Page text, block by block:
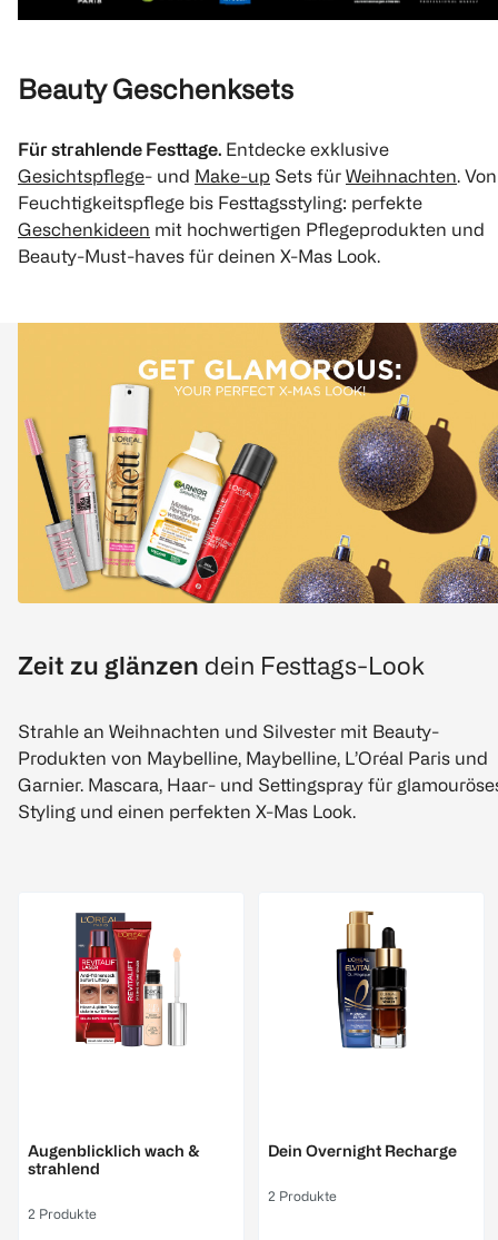
Beauty Geschenksets
Für strahlende Festtage. Entdecke exklusive
Gesichtspflege- und Make-up Sets für Weihnachten. Von
Feuchtigkeitspflege bis Festtagsstyling: perfekte
Geschenkideen mit hochwertigen Pflegeprodukten und
Beauty-Must-haves für deinen X-Mas Look.
Zeit zu glänzen dein Festtags-Look
Strahle an Weihnachten und Silvester mit Beauty-
Produkten von Maybelline, Maybelline, L’Oréal Paris und
Garnier. Mascara, Haar- und Settingspray für
Styling und einen perfekten X-Mas Look.
Augenblicklich wach &
strahlend
2 Produkte
Dein Overnight Recharge
2 Produkte